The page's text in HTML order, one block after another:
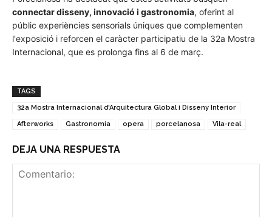
connectar disseny, innovació i gastronomia, oferint al
públic experiències sensorials úniques que complementen
l'exposició i reforcen el caràcter participatiu de la 32a Mostra
Internacional, que es prolonga fins al 6 de març.
TAGS
32a Mostra Internacional d'Arquitectura Global i Disseny Interior
Afterworks Gastronomía opera porcelanosa Vila-real
DEJA UNA RESPUESTA